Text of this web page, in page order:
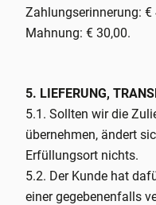
Zahlungserinnerung:
Mahnung: € 30,00.
5. LIEFERUNG,
5.1. Sollten wir die
übernehmen, ändert
Erfüllungsort nichts.
5.2. Der Kunde hat
einer gegebenenfalls